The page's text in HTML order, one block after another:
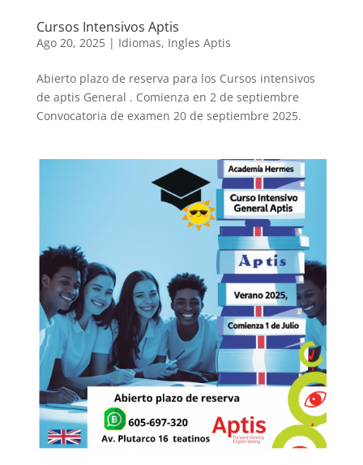
Cursos Intensivos Aptis
Ago 20, 2025| Idiomas, Ingles Aptis
Abierto plazo de reserva para los Cursos intensivos
de aptis General . Comienza en 2 de septiembre
Convocatoria de examen 20 de septiembre 2025.